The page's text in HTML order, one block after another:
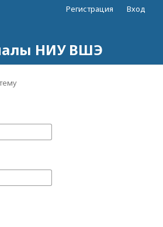
НИУ ВШЭ
Регистрация Вход